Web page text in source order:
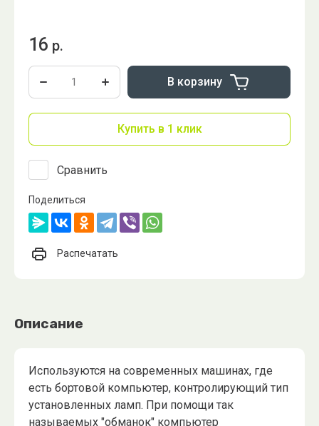
16 р.
В корзину
Купить в 1 клик
Сравнить
Поделиться
Распечатать
Описание
Используются на современных машинах, где
есть бортовой компьютер, контролирующий тип
установленных ламп. При помощи так
называемых "обманок" компьютер